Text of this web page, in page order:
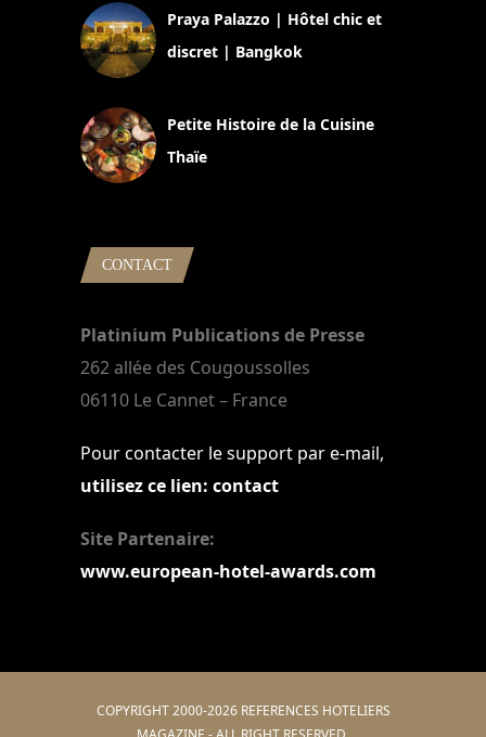
Praya Palazzo | Hôtel chic et
discret | Bangkok
Petite Histoire de la Cuisine
Thaïe
CONTACT
Platinium Publications de Presse
262 allée des Cougoussolles
06110 Le Cannet – France
Pour contacter le support par e-mail,
utilisez ce lien: contact
Site Partenaire:
www.european-hotel-awards.com
COPYRIGHT 2000-2026 REFERENCES HOTELIERS